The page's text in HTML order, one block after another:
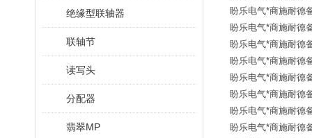
绝缘型联轴器
联轴节
读写头
分配器
翡翠MP
盼乐电气*商施耐德
盼乐电气*商施耐德
盼乐电气*商施耐德
盼乐电气*商施耐德
盼乐电气*商施耐德
盼乐电气*商施耐德
盼乐电气*商施耐德
盼乐电气*商施耐德